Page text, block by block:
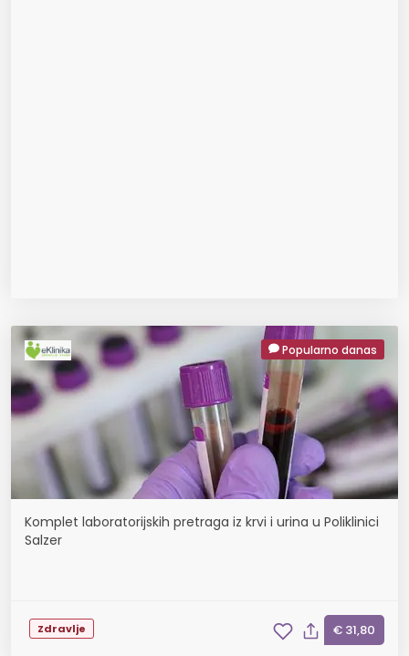
Popularno danas
Komplet laboratorijskih pretraga iz krvi i urina u Poliklinici
Salzer
Zdravlje € 31,80